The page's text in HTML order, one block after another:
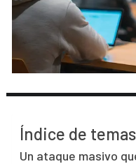
Índice de temas
Un ataque masivo